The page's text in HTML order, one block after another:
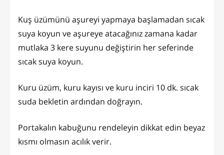
Kuş üzümünü aşureyi yapmaya başlamadan sıcak
suya koyun ve aşureye atacağınız zamana kadar
mutlaka 3 kere suyunu değiştirin her seferinde
sıcak suya koyun.
Kuru üzüm, kuru kayısı ve kuru inciri 10 dk. sıcak
suda bekletin ardından doğrayın.
Portakalın kabuğunu rendeleyin dikkat edin beyaz
kısmı olmasın acılık verir.